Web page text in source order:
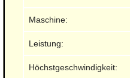
Maschine:
Leistung:
Höchstgeschwindigkeit: